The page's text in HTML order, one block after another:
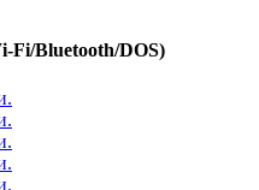
Fi/Bluetooth/DOS)